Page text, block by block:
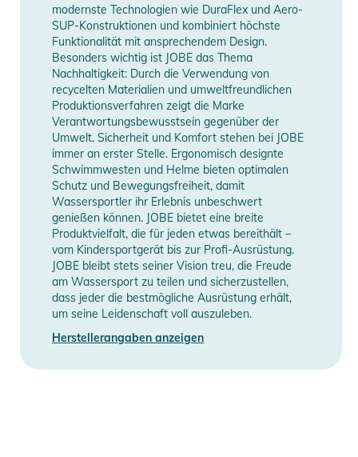
Manufacturer
Information
Herstellerangaben
anzeigen
modernste Technologien wie DuraFlex und Aero-
SUP-Konstruktionen und kombiniert höchste
Funktionalität mit ansprechendem Design.
Besonders wichtig ist JOBE das Thema
Nachhaltigkeit: Durch die Verwendung von
recycelten Materialien und umweltfreundlichen
Produktionsverfahren zeigt die Marke
Verantwortungsbewusstsein gegenüber der
Umwelt. Sicherheit und Komfort stehen bei JOBE
immer an erster Stelle. Ergonomisch designte
Schwimmwesten und Helme bieten optimalen
Schutz und Bewegungsfreiheit, damit
Wassersportler ihr Erlebnis unbeschwert
genießen können. JOBE bietet eine breite
Produktvielfalt, die für jeden etwas bereithält –
vom Kindersportgerät bis zur Profi-Ausrüstung.
JOBE bleibt stets seiner Vision treu, die Freude
am Wassersport zu teilen und sicherzustellen,
dass jeder die bestmögliche Ausrüstung erhält,
um seine Leidenschaft voll auszuleben.
Herstellerangaben anzeigen